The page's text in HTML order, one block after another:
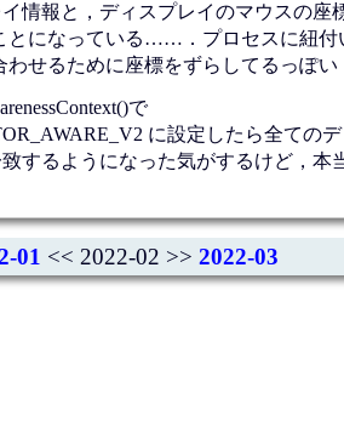
情報と，ディスプレイのマウスの
とになっている……．プロセスに紐付
せるために座標をずらしてるっぽい
で
に設定したら全ての
致するようになった気がするけど，
01 << 2022-02 >> 2022-03